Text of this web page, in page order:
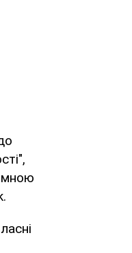
мною